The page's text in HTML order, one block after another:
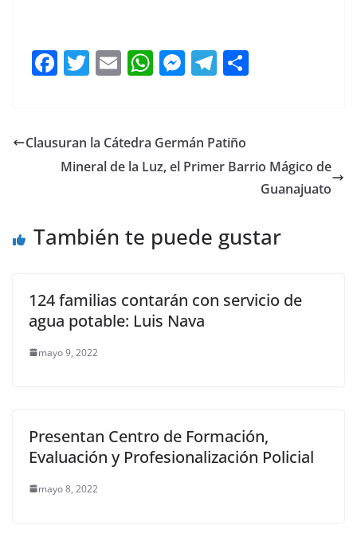
F
e
b
k
T
er
E
l
W
s
A
M
e
n
T
gr
a ar
tir
Clausuran la Cátedra Germán Patiño
Mineral de la Luz, el Primer Barrio Mágico de
Guanajuato
También te puede gustar
124 familias contarán con servicio de
agua potable: Luis Nava
mayo 9, 2022
Presentan Centro de Formación,
Evaluación y Profesionalización Policial
mayo 8, 2022